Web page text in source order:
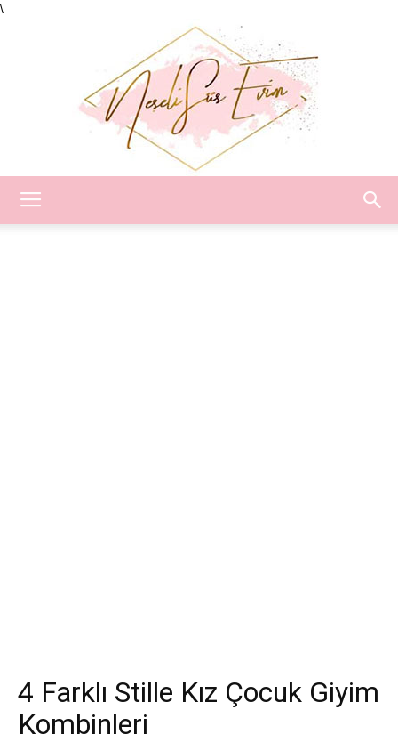
\
4 Farklı Stille Kız Çocuk Giyim
Kombinleri